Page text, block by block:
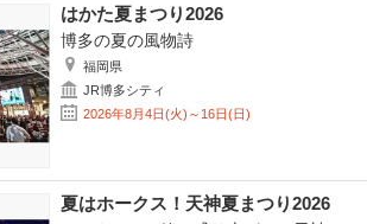
はかた夏まつり2026
博多の夏の風物詩
福岡県
JR博多シティ
2026年8月4日(火)～16日(日)
夏はホークス！天神夏まつり2026